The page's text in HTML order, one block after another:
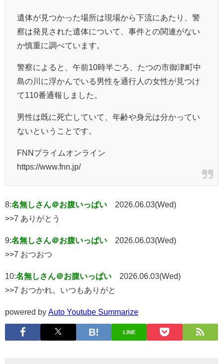
遺体が見つかった場所は現場から下流にあたり、警
察は発見された遺体について、事件との関連がない
か慎重に調べています。
警察によると、午前10時半ごろ、たつの市御津町中
島の川に浮かんでいる男性を通行人の女性が見つけ
て110番通報しました。
男性は既に死亡していて、年齢や身元は分かってい
ないということです。
FNNプライムオンライン
https://www.fnn.jp/
8:名無しさん＠お腹いっぱい
2026.06.03(Wed)
>>7 ありがとう
9:名無しさん＠お腹いっぱい
2026.06.03(Wed)
>>7 おつおつ
10:名無しさん＠お腹いっぱい
2026.06.03(Wed)
>>7 おつかれ。いつもありがと
powered by Auto Youtube Summarize
LINE